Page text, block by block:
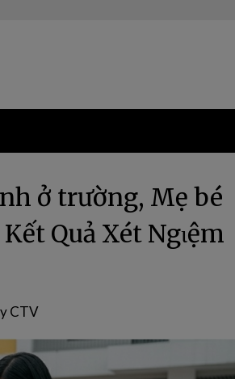
ở trường, Mẹ bé
Quả Xét NgҺιệm
CTV